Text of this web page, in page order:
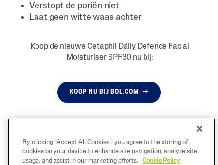
Verstopt de poriën niet
Laat geen witte waas achter
Koop de nieuwe Cetaphil Daily Defence Facial
Moisturiser SPF30 nu bij:
KOOP NU BIJ BOL.COM
De GLOW IN DE SNOW
verzorgingsroutine
By clicking “Accept All Cookies”, you agree to the storing of
cookies on your device to enhance site navigation, analyze site
usage, and assist in our marketing efforts.
Cookie Policy